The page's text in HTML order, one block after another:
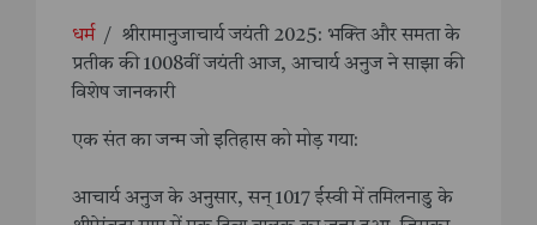
धर्म /
श्रीरामानुजाचार्य जयंती 2025: भक्ति और समता के
प्रतीक की 1008वीं जयंती आज, आचार्य अनुज ने साझा की
विशेष जानकारी
एक संत का जन्म जो इतिहास को मोड़ गया:
आचार्य अनुज के अनुसार, सन् 1017 ईस्वी में तमिलनाडु के